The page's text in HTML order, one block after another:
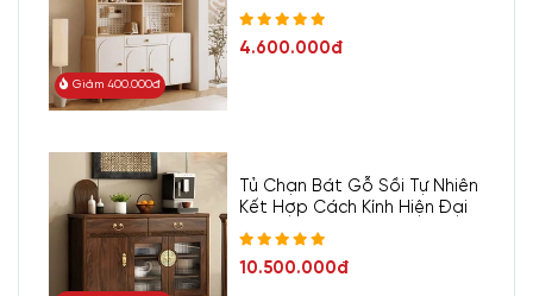
Giảm 400.000đ
4.600.000đ
Tủ Chạn Bát Gỗ Sồi Tự Nhiên
Kết Hợp Cách Kính Hiện Đại
10.500.000đ